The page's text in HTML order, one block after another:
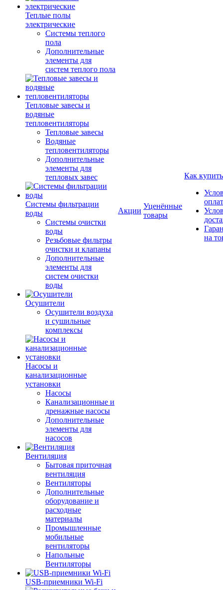
Теплые полы
электрические
Системы теплого
пола
Дополнительные
элементы для
систем теплого пола
Тепловые завесы и
водяные
тепловентиляторы
Тепловые завесы
Водяные
тепловентиляторы
Дополнительные
элементы для
тепловых завес
Системы фильтрации
воды
Системы очистки
воды
Резьбовые фильтры
очистки и клапаны
Дополнительные
элементы для
систем очистки
воды
Осушители
Осушители воздуха
и сушильные
комплексы
Насосы и
канализационные
установки
Насосы
Канализационные и
дренажные насосы
Дополнительные
элементы для
насосов
Вентиляция
Бытовая приточная
вентиляция
Вентиляторы
Дополнительные
оборудование и
расходные
материалы
Промышленные
мобильные
вентиляторы
Напольные
Вентиляторы
USB-приемники Wi-Fi
Акции
Уценённые
товары
Как купить
на